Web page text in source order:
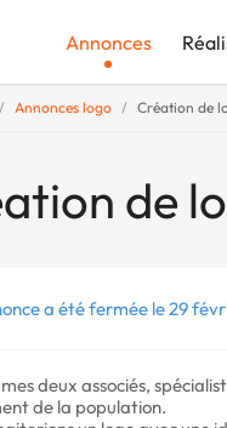
Annonces
Annonces logo Création de
de
a été fermée le 29
deux associés,
de la population.